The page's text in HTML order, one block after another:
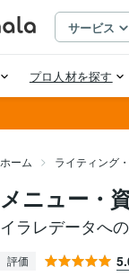
ホーム ライティング
メニュー・
イラレデータへ
評価